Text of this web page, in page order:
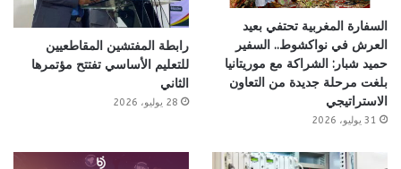
السفارة المغربية تحتفي بعيد
العرش في نواكشوط.. السفير
حميد شبار: الشراكة مع موريتانيا
بلغت مرحلة جديدة من التعاون
الاستراتيجي
31 يوليو، 2026
رابطة المفتشين المقاطعيين
للتعليم الأساسي تفتتح مؤتمرها
الثاني
28 يوليو، 2026